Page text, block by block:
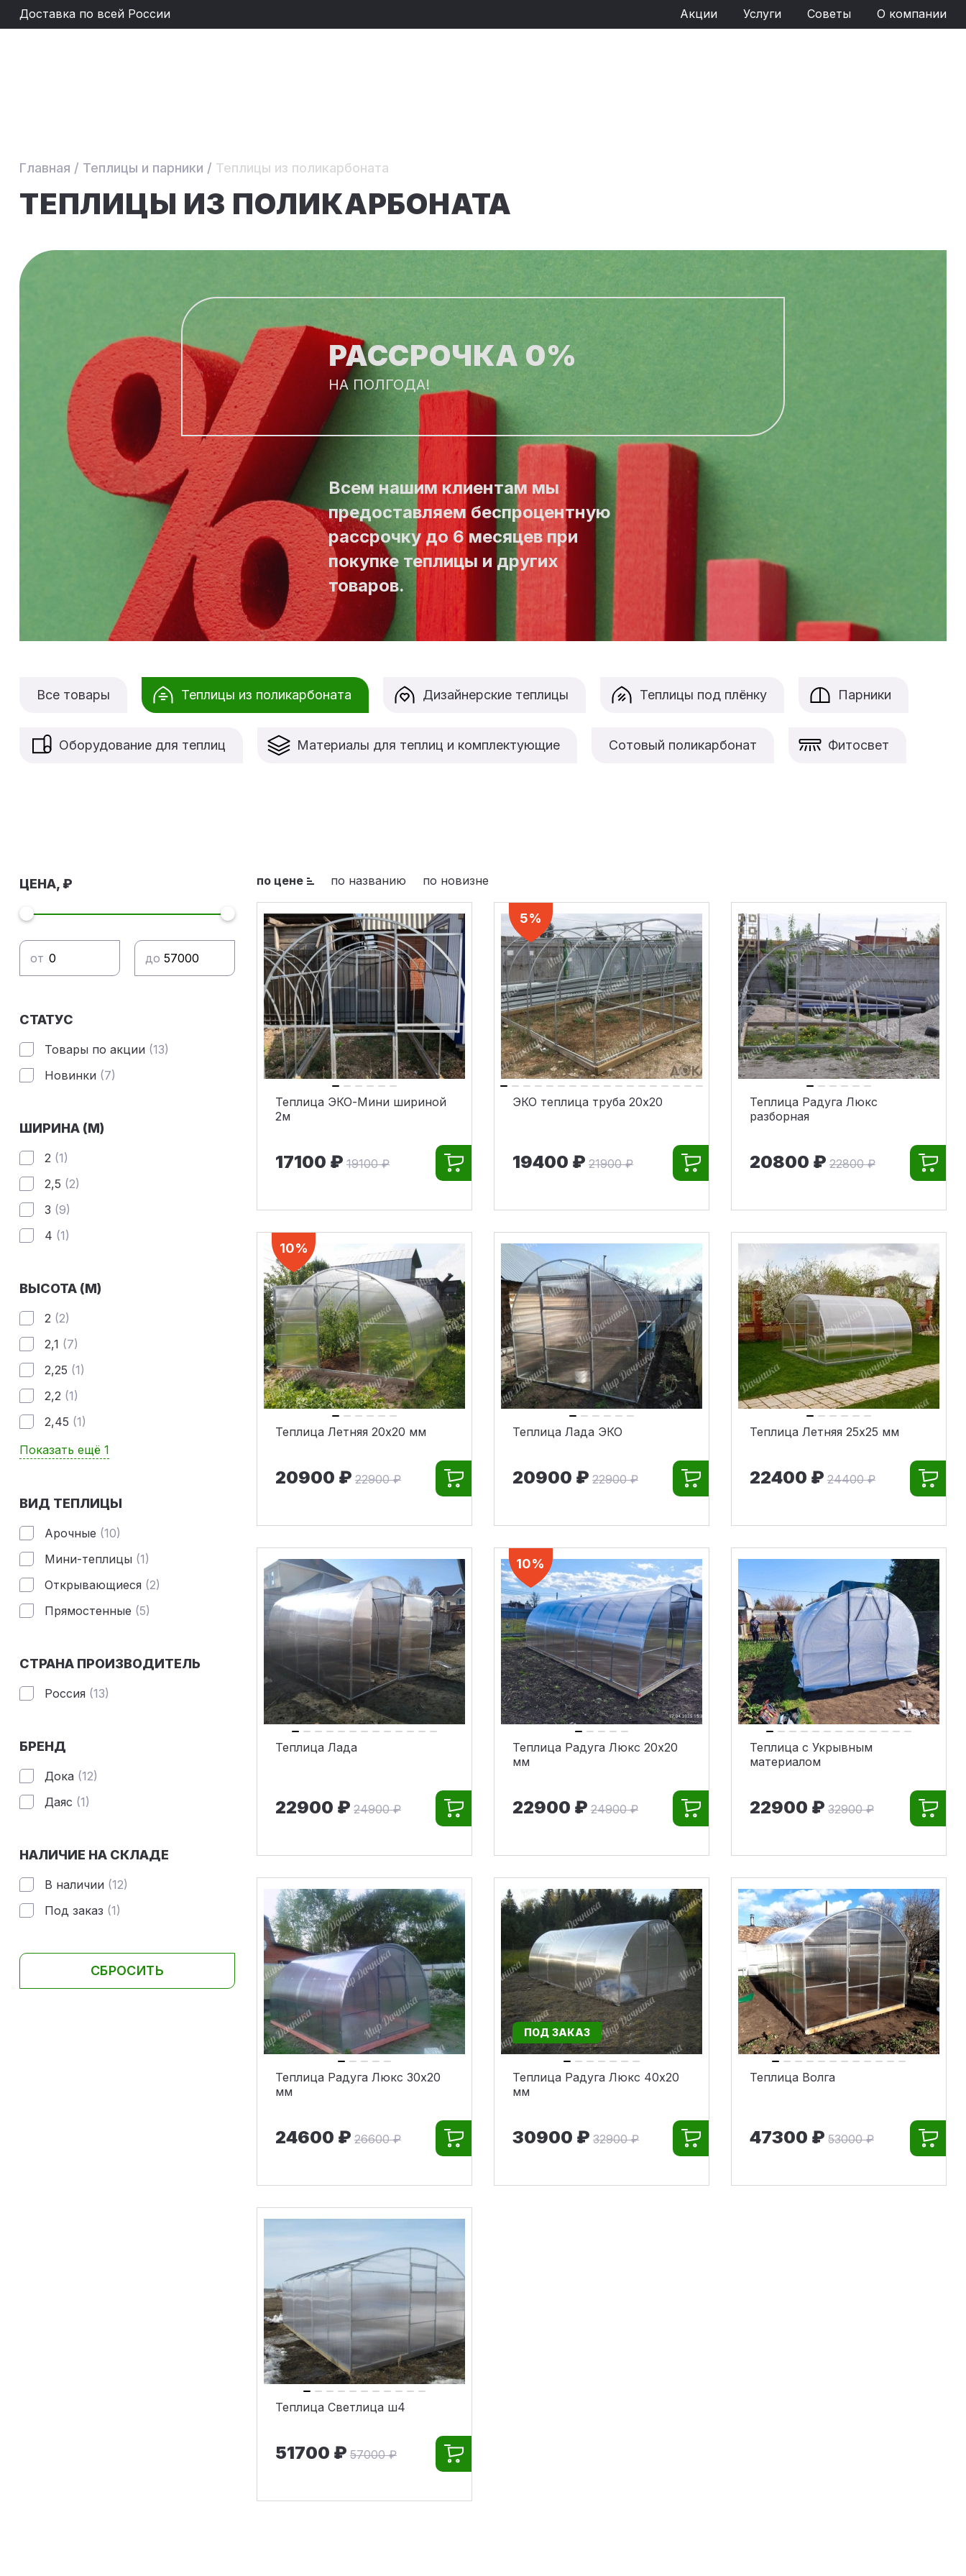
Доставка по всей России Акции Услуги Советы О компании
Главная / Теплицы и парники / Теплицы из поликарбоната
ТЕПЛИЦЫ ИЗ ПОЛИКАРБОНАТА
РАССРОЧКА 0%
НА ПОЛГОДА!
Всем нашим клиентам мы
предоставляем беспроцентную
рассрочку до 6 месяцев при
покупке теплицы и других
товаров.
Все товары Теплицы из поликарбоната Дизайнерские теплицы Теплицы под плёнку Парники
Оборудование для теплиц Материалы для теплиц и комплектующие Сотовый поликарбонат Фитосвет
ЦЕНА, ₽
СТАТУС
Товары по акции (13)
Новинки (7)
ШИРИНА (М)
2 (1)
2,5 (2)
3 (9)
4 (1)
ВЫСОТА (М)
2 (2)
2,1 (7)
2,25 (1)
2,2 (1)
2,45 (1)
Показать ещё 1
ВИД ТЕПЛИЦЫ
Арочные (10)
Мини-теплицы (1)
Открывающиеся (2)
Прямостенные (5)
СТРАНА ПРОИЗВОДИТЕЛЬ
Россия (13)
БРЕНД
Дока (12)
Даяс (1)
НАЛИЧИЕ НА СКЛАДЕ
В наличии (12)
Под заказ (1)
СБРОСИТЬ
по цене по названию по новизне
Теплица ЭКО-Мини шириной
2м
17100 ₽ 19100 ₽
5%
ЭКО теплица труба 20х20
19400 ₽ 21900 ₽
Теплица Радуга Люкс
разборная
20800 ₽ 22800 ₽
10%
Теплица Летняя 20х20 мм
20900 ₽ 22900 ₽
Теплица Лада ЭКО
20900 ₽ 22900 ₽
Теплица Летняя 25x25 мм
22400 ₽ 24400 ₽
Теплица Лада
22900 ₽ 24900 ₽
10%
Теплица Радуга Люкс 20х20
мм
22900 ₽ 24900 ₽
Теплица с Укрывным
материалом
22900 ₽ 32900 ₽
Теплица Радуга Люкс 30х20
мм
24600 ₽ 26600 ₽
ПОД ЗАКАЗ
Теплица Радуга Люкс 40х20
мм
30900 ₽ 32900 ₽
Теплица Волга
47300 ₽ 53000 ₽
Теплица Светлица ш4
51700 ₽ 57000 ₽